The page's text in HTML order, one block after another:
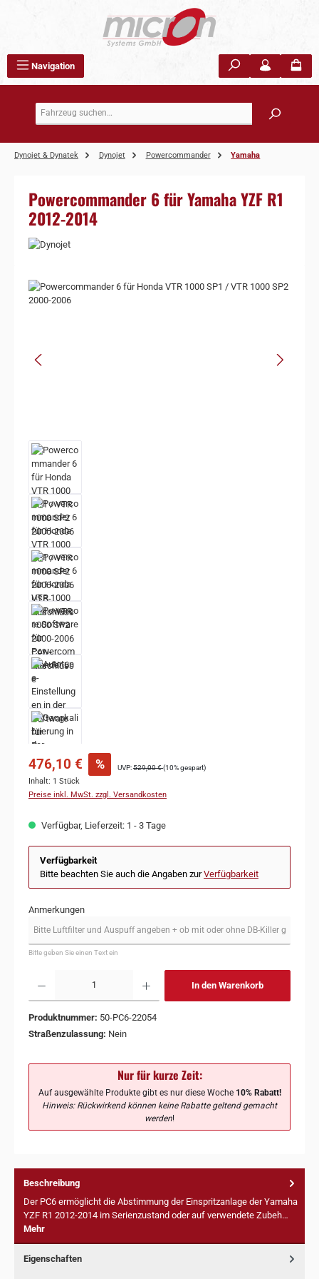
Navigation
Dynojet & Dynatek Dynojet Powercommander Yamaha
Powercommander 6 für Yamaha YZF R1
2012-2014
Bildergalerie überspringen
476,10 € % UVP:529,00 €(10% gespart)
Inhalt: 1 Stück
Preise inkl. MwSt. zzgl. Versandkosten
Verfügbar, Lieferzeit: 1 - 3 Tage
Verfügbarkeit
Bitte beachten Sie auch die Angaben zurVerfügbarkeit
Anmerkungen
Bitte geben Sie einen Text ein
In den Warenkorb
Produktnummer: 50-PC6-22054
Straßenzulassung: Nein
Nur für kurze Zeit:
Auf ausgewählte Produkte gibt es nur diese Woche10% Rabatt!
Hinweis: Rückwirkend können keine Rabatte geltend gemacht
werden!
Beschreibung
Der PC6 ermöglicht die Abstimmung der Einspritzanlage der Yamaha
YZF R1 2012-2014 im Serienzustand oder auf verwendete Zubeh…
Mehr
Eigenschaften